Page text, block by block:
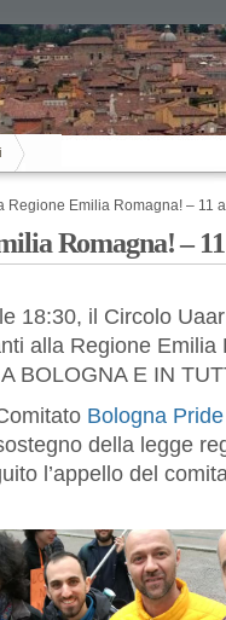
Regione Emilia Romagna! – 11
Romagna! –
18:30, il Circolo
alla Regione Emilia
BOLOGNA E IN
Bologna Pride
della legge
l’appello del